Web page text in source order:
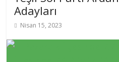
Adayları
Nisan 15, 2023